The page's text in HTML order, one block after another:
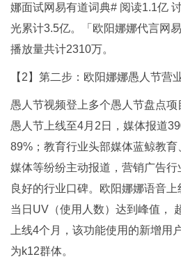
娜面试网易有道词典# 阅读1.1亿
光累计3.5亿。「欧阳娜娜代言网
播放量共计2310万。
【2】第二步：欧阳娜娜愚人节营
愚人节视频登上多个愚人节盘点
愚人节上线至4月2日，媒体报道
89%；教育行业头部媒体蓝鲸教
媒体等纷纷主动报道，营销广告
良好的行业口碑。欧阳娜娜语音
当日UV（使用人数）达到峰值，
上线4个月，该功能使用的新增用
为k12群体。